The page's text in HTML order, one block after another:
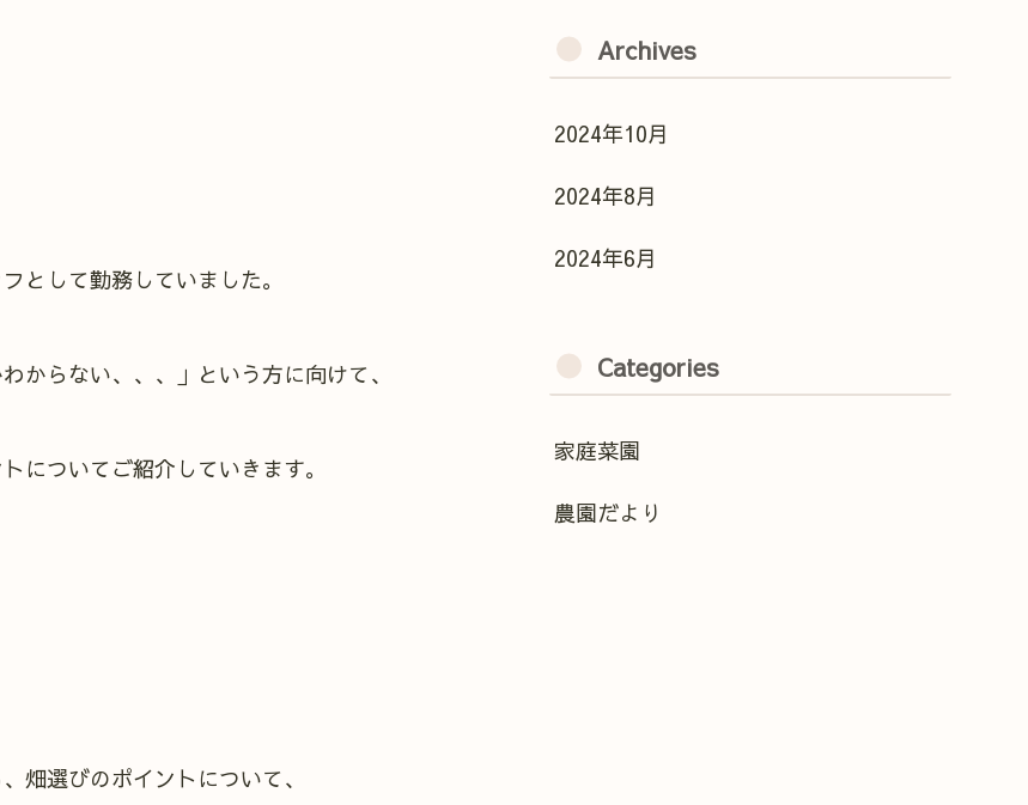
として勤務していました。
からない、、、」という方に向けて、
についてご紹介していきます。
畑選びのポイントについて、
Archives
2024年10月
2024年8月
2024年6月
Categories
家庭菜園
農園だより